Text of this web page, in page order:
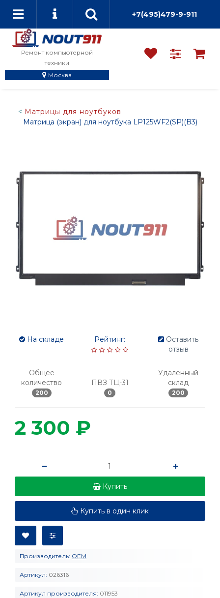
+7(495)479-9-911
Ремонт компьютерной
техники
Москва
Матрицы для ноутбуков
Матрица (экран) для ноутбука LP125WF2(SP)(B3)
На складе
Общее
количество
200
Рейтинг:
ПВЗ ТЦ-31
0
Оставить
отзыв
Удаленный
склад
200
2 300 ₽
Купить
Купить в один клик
Производитель: OEM
Артикул: 026316
Артикул производителя: 011953